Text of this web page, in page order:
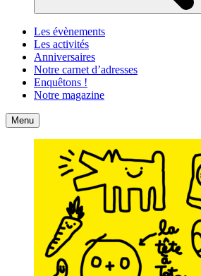
Les évènements
Les activités
Anniversaires
Notre carnet d’adresses
Enquêtons !
Notre magazine
Accueil
Menu Contact